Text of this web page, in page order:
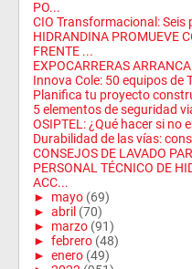
PO...
CIO Transformacional:
HIDRANDINA PROMUEVE
FRENTE ...
EXPOCARRERAS
Innova Cole: 50 equipos de
Planifica tu proyecto
5 elementos de seguridad
OSIPTEL: ¿Qué hacer si no
Durabilidad de las vías:
CONSEJOS DE LAVADO
PERSONAL TÉCNICO DE
ACC...
► mayo (69)
► abril (70)
► marzo (91)
► febrero (48)
► enero (49)